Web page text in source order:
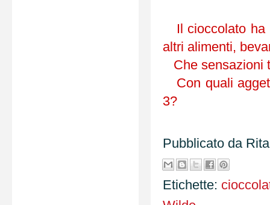
Il cioccolato ha
altri alimenti,
Che sensazioni
Con quali
3?
Pubblicato da
Etichette: